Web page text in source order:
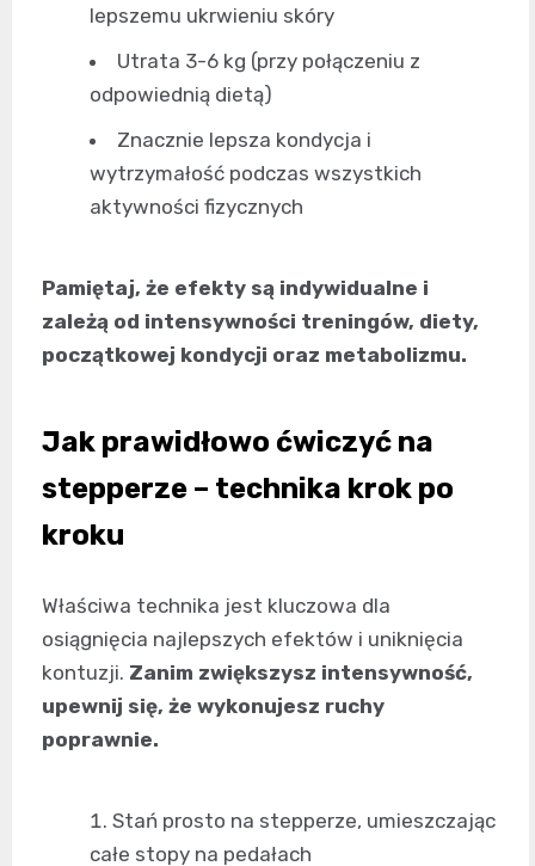
lepszemu ukrwieniu skóry
Utrata 3-6 kg (przy połączeniu z
odpowiednią dietą)
Znacznie lepsza kondycja i
wytrzymałość podczas wszystkich
aktywności fizycznych
Pamiętaj, że efekty są indywidualne i
zależą od intensywności treningów, diety,
początkowej kondycji oraz metabolizmu.
Jak prawidłowo ćwiczyć na
stepperze – technika krok po
kroku
Właściwa technika jest kluczowa dla
osiągnięcia najlepszych efektów i uniknięcia
kontuzji. Zanim zwiększysz intensywność,
upewnij się, że wykonujesz ruchy
poprawnie.
Stań prosto na stepperze, umieszczając
całe stopy na pedałach